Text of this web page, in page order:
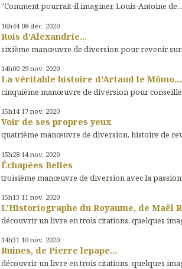
"Comment pourrait-il imaginer, Louis-Antoine de...
16h44 08 déc. 2020
Rois d'Alexandrie...
sixième manœuvre de diversion pour revenir sur
14h00 29 nov. 2020
La véritable histoire d'Artaud le Mômo...
cinquième manœuvre de diversion pour
15h14 17 nov. 2020
Voir de ses propres yeux
quatrième manœuvre de diversion, histoire de
15h28 14 nov. 2020
Échapées Belles
troisième manœuvre de diversion avec la
15h13 11 nov. 2020
L'Historiographe du Royaume, de Maël
découvrir un livre en trois citations, quelques
14h31 10 nov. 2020
Ruines, de Pierre lepape...
découvrir un livre en trois citations, quelques